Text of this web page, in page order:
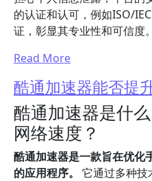
的认证和认可，例如ISO/
证，彰显其专业性和可信度。
Read More
酷通加速器能否提
酷通加速器是什
网络速度？
酷通加速器是一款旨在优化
的应用程序。
它通过多种技